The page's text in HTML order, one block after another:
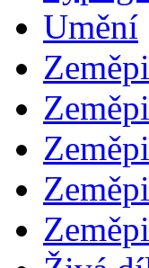
Umění